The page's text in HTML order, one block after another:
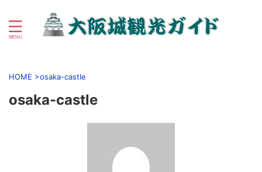
HOME >osaka-castle
osaka-castle